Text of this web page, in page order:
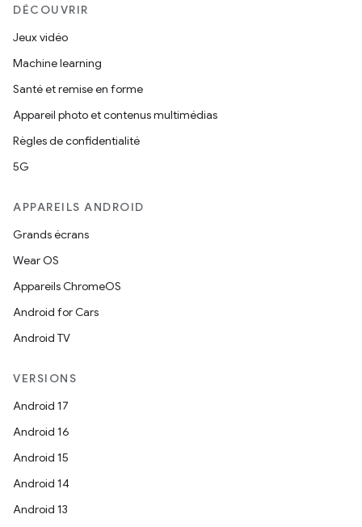
DÉCOUVRIR
Jeux vidéo
Machine learning
Santé et remise en forme
Appareil photo et contenus multimédias
Règles de confidentialité
5G
APPAREILS ANDROID
Grands écrans
Wear OS
Appareils ChromeOS
Android for Cars
Android TV
VERSIONS
Android 17
Android 16
Android 15
Android 14
Android 13